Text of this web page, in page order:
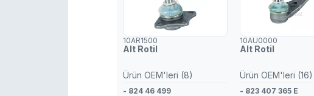
10AR1500
Alt Rotil
Ürün OEM'leri (8)
- 824 46 499
10AU0000
Alt Rotil
Ürün OEM'leri (16)
- 823 407 365 E